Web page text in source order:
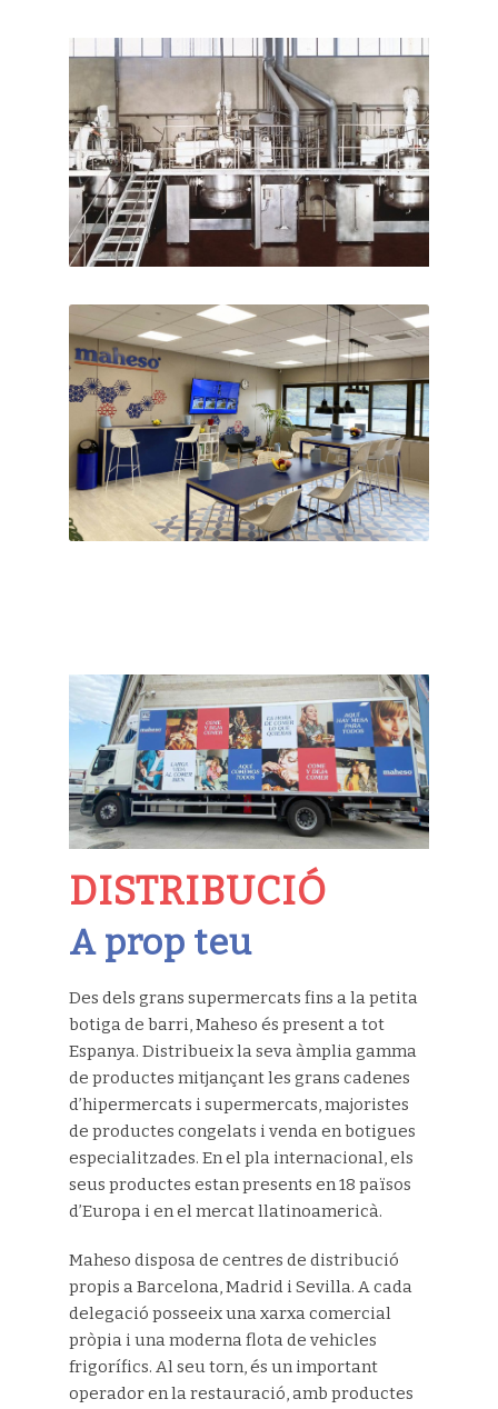
DISTRIBUCIÓ
A prop teu
Des dels grans supermercats fins a la petita
botiga de barri, Maheso és present a tot
Espanya. Distribueix la seva àmplia gamma
de productes mitjançant les grans cadenes
d’hipermercats i supermercats, majoristes
de productes congelats i venda en botigues
especialitzades. En el pla internacional, els
seus productes estan presents en 18 països
d’Europa i en el mercat llatinoamericà.
Maheso disposa de centres de distribució
propis a Barcelona, Madrid i Sevilla. A cada
delegació posseeix una xarxa comercial
pròpia i una moderna flota de vehicles
frigorífics. Al seu torn, és un important
operador en la restauració, amb productes